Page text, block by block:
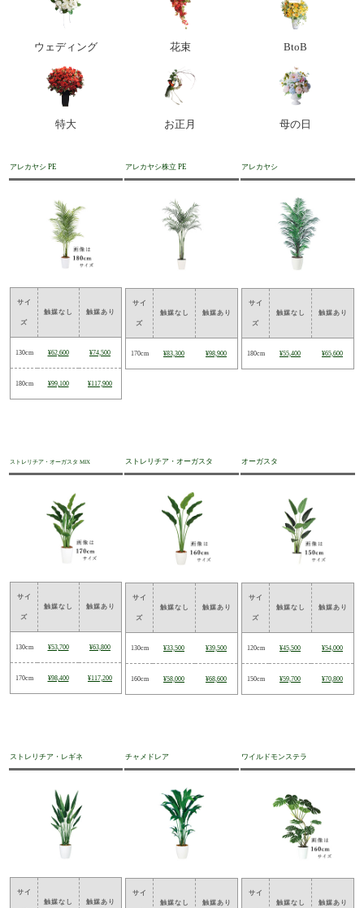
ウェディング 花束 BtoB
特大 お正月 母の日
アレカヤシ PE
サイ
ズ
触媒なし 触媒あり
130cm ¥62,600 ¥74,500
180cm ¥99,100 ¥117,900
アレカヤシ株立 PE
サイ
ズ
触媒なし 触媒あり
170cm ¥83,300 ¥98,900
アレカヤシ
サイ
ズ
触媒なし 触媒あり
180cm ¥55,400 ¥65,600
ストレリチア・オーガスタ MIX
サイ
ズ
触媒なし 触媒あり
130cm ¥53,700 ¥63,800
170cm ¥98,400 ¥117,200
ストレリチア・オーガスタ
サイ
ズ
触媒なし 触媒あり
130cm ¥33,500 ¥39,500
160cm ¥58,000 ¥68,600
オーガスタ
サイ
ズ
触媒なし 触媒あり
120cm ¥45,500 ¥54,000
150cm ¥59,700 ¥70,800
ストレリチア・レギネ
サイ
触媒なし 触媒あり
チャメドレア
サイ
触媒なし 触媒あり
ワイルドモンステラ
サイ
触媒なし 触媒あり